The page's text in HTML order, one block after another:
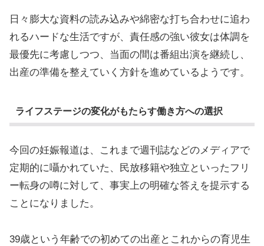
日々膨大な資料の読み込みや綿密な打ち合わせに追わ
れるハードな生活ですが、責任感の強い彼女は体調を
最優先に考慮しつつ、当面の間は番組出演を継続し、
出産の準備を整えていく方針を進めているようです。
ライフステージの変化がもたらす働き方への選択
今回の妊娠報道は、これまで週刊誌などのメディアで
定期的に囁かれていた、民放移籍や独立といったフリ
ー転身の噂に対して、事実上の明確な答えを提示する
ことになりました。
39歳という年齢での初めての出産とこれからの育児生